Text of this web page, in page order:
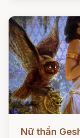
Nữ thần